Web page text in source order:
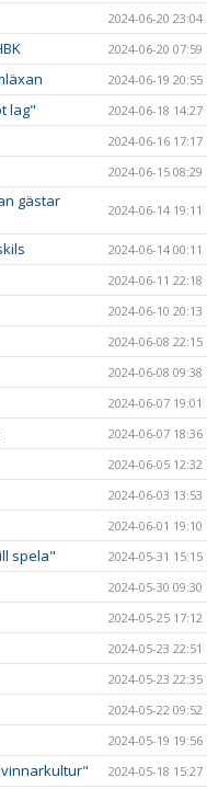
2024-06-20 23:04
2024-06-20 07:59
2024-06-19 20:55
lag" 2024-06-18 14:27
2024-06-16 17:17
2024-06-15 08:29
gästar
2024-06-14 19:11
2024-06-14 00:11
2024-06-11 22:18
2024-06-10 20:13
2024-06-08 22:15
2024-06-08 09:38
2024-06-07 19:01
2024-06-07 18:36
2024-06-05 12:32
2024-06-03 13:53
2024-06-01 19:10
spela" 2024-05-31 15:15
2024-05-30 09:30
2024-05-25 17:12
2024-05-23 22:51
2024-05-23 22:35
2024-05-22 09:52
2024-05-19 19:56
vinnarkultur" 2024-05-18 15:27